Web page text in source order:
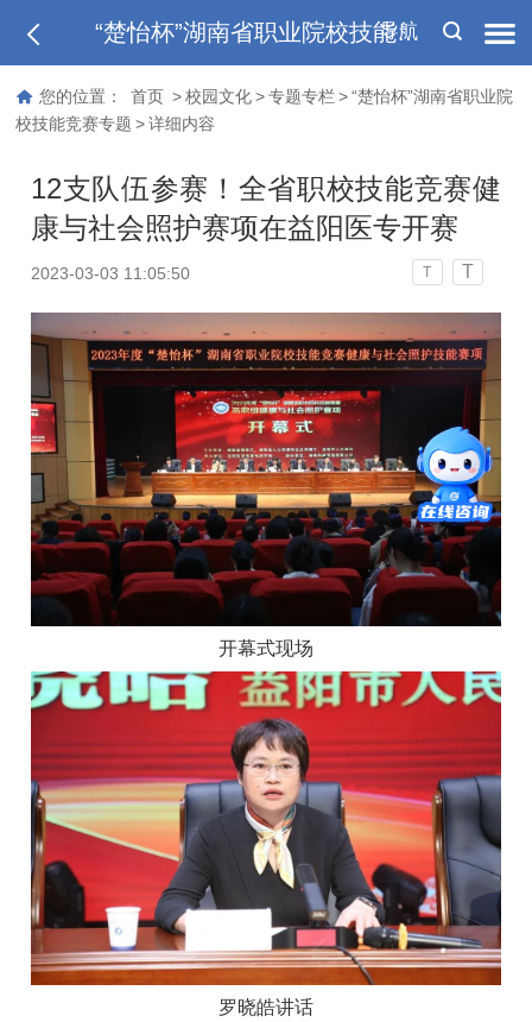
导航
“楚怡杯”湖南省职业院校技能竞赛专题
您的位置： 首页 > 校园文化 > 专题专栏 > “楚怡杯”湖南省职业院
校技能竞赛专题 > 详细内容
12支队伍参赛！全省职校技能竞赛健
康与社会照护赛项在益阳医专开赛
2023-03-03 11:05:50 T T
开幕式现场
罗晓皓讲话